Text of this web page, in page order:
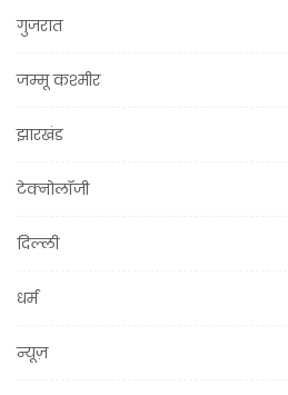
गुजरात
जम्मू कश्मीर
झारखंड
टेक्नोलॉजी
दिल्ली
धर्म
न्यूज़